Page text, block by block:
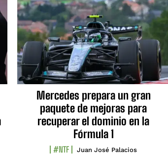
Mercedes prepara un gran
paquete de mejoras para
recuperar el dominio en la
Fórmula 1
#NTF Juan José Palacios